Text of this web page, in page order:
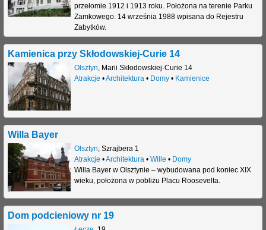
przełomie 1912 i 1913 roku. Położona na terenie Parku
Zamkowego. 14 września 1988 wpisana do Rejestru
Zabytków.
Kamienica przy Skłodowskiej-Curie 14
Olsztyn Marii Skłodowskiej-Curie 14
Atrakcje •Architektura • Domy• Kamienice
Willa Bayer
Olsztyn Szrajbera 1
Atrakcje •Architektura • Wille • Domy
Willa Bayer w Olsztynie – wybudowana pod koniec XIX
wieku, położona w pobliżu Placu Roosevelta.
Dom podcieniowy nr 19